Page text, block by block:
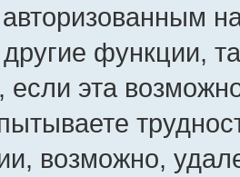
авторизованным
функции,
эта
возможно,